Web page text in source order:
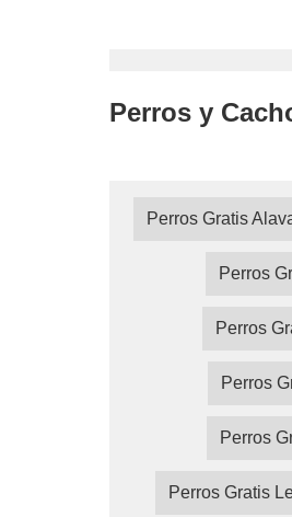
Perros y
Perros Gratis
Perros
Perros
Perros
Perros
Perros Gratis